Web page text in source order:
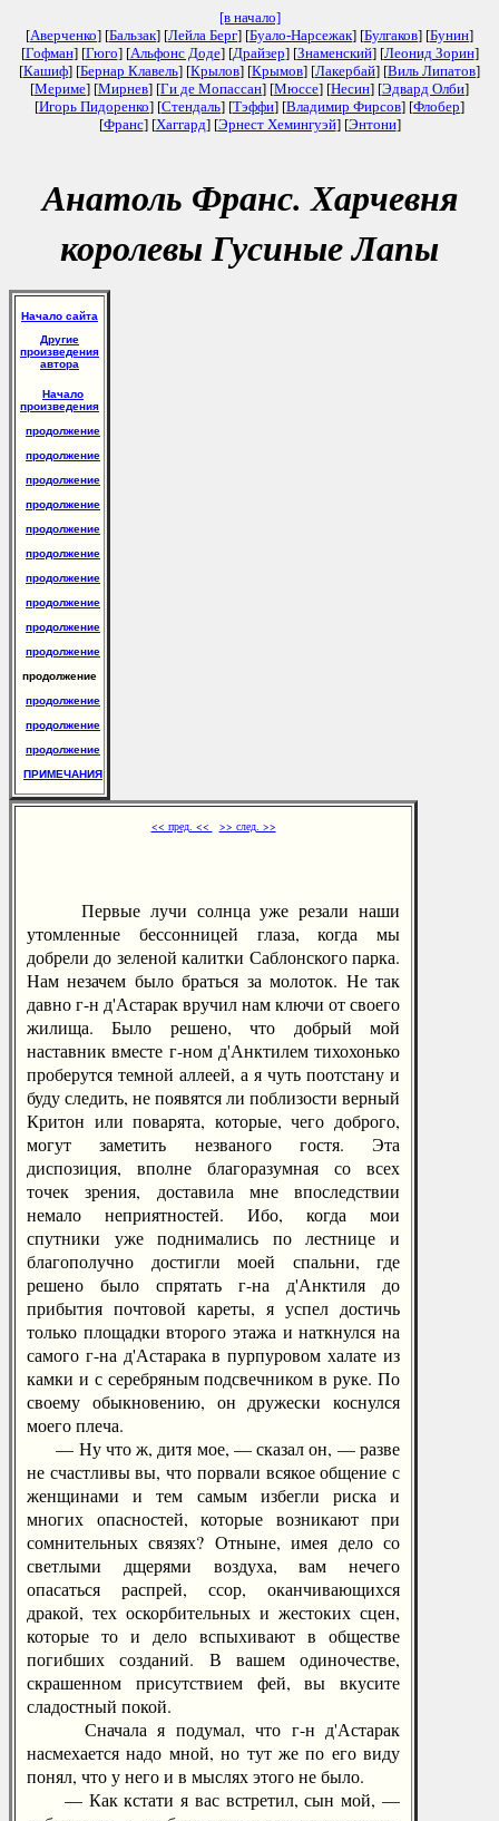
[в начало]
[Аверченко] [Бальзак] [Лейла Берг] [Буало-Нарсежак] [Булгаков] [Бунин]
[Гофман] [Гюго] [Альфонс Доде] [Драйзер] [Знаменский] [Леонид Зорин]
[Кашиф] [Бернар Клавель] [Крылов] [Крымов] [Лакербай] [Виль Липатов]
[Мериме] [Мирнев] [Ги де Мопассан] [Мюссе] [Несин] [Эдвард Олби]
[Игорь Пидоренко] [Стендаль] [Тэффи] [Владимир Фирсов] [Флобер]
[Франс] [Хаггард] [Эрнест Хемингуэй] [Энтони]
Анатоль Франс. Харчевня
королевы Гусиные Лапы
Начало сайта
Другие
произведения
автора
Начало
произведения
продолжение
продолжение
продолжение
продолжение
продолжение
продолжение
продолжение
продолжение
продолжение
продолжение
продолжение
продолжение
продолжение
продолжение
ПРИМЕЧАНИЯ
<< пред. << >> след. >>
Первые лучи солнца уже резали наши
утомленные бессонницей глаза, когда мы
добрели до зеленой калитки Саблонского парка.
Нам незачем было браться за молоток. Не так
давно г-н д'Астарак вручил нам ключи от своего
жилища. Было решено, что добрый мой
наставник вместе г-ном д'Анктилем тихохонько
проберутся темной аллеей, а я чуть поотстану и
буду следить, не появятся ли поблизости верный
Критон или поварята, которые, чего доброго,
могут заметить незваного гостя. Эта
диспозиция, вполне благоразумная со всех
точек зрения, доставила мне впоследствии
немало неприятностей. Ибо, когда мои
спутники уже поднимались по лестнице и
благополучно достигли моей спальни, где
решено было спрятать г-на д'Анктиля до
прибытия почтовой кареты, я успел достичь
только площадки второго этажа и наткнулся на
самого г-на д'Астарака в пурпуровом халате из
камки и с серебряным подсвечником в руке. По
своему обыкновению, он дружески коснулся
моего плеча.
— Ну что ж, дитя мое, — сказал он, — разве
не счастливы вы, что порвали всякое общение с
женщинами и тем самым избегли риска и
многих опасностей, которые возникают при
сомнительных связях? Отныне, имея дело со
светлыми дщерями воздуха, вам нечего
опасаться распрей, ссор, оканчивающихся
дракой, тех оскорбительных и жестоких сцен,
которые то и дело вспыхивают в обществе
погибших созданий. В вашем одиночестве,
скрашенном присутствием фей, вы вкусите
сладостный покой.
Сначала я подумал, что г-н д'Астарак
насмехается надо мной, но тут же по его виду
понял, что у него и в мыслях этого не было.
— Как кстати я вас встретил, сын мой, —